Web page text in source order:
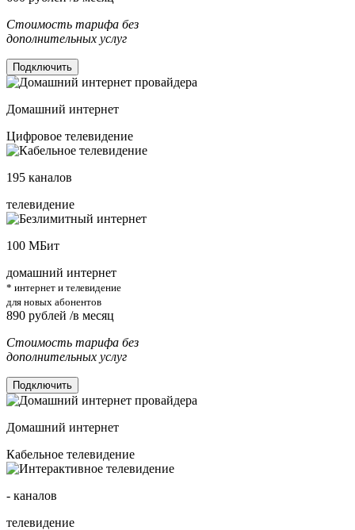
Стоимость тарифа без
дополнительных услуг
Подключить
Домашний интернет
Цифровое телевидение
195 каналов
телевидение
100 МБит
домашний интернет
* интернет и телевидение
для новых абонентов
890 рублей /в месяц
Стоимость тарифа без
дополнительных услуг
Подключить
Домашний интернет
Кабельное телевидение
- каналов
телевидение